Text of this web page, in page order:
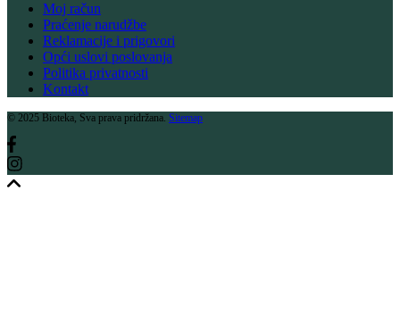
Moj račun
Praćenje narudžbe
Reklamacije i prigovori
Opći uslovi poslovanja
Politika privatnosti
Kontakt
© 2025 Bioteka, Sva prava pridržana. Sitemap